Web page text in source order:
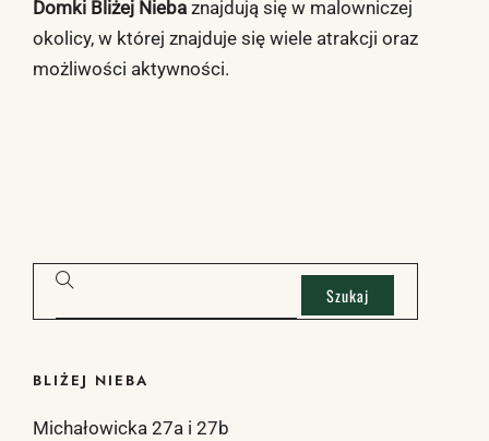
Domki Bliżej Nieba znajdują się w malowniczej
okolicy, w której znajduje się wiele atrakcji oraz
możliwości aktywności.
BLIŻEJ NIEBA
Michałowicka 27a i 27b